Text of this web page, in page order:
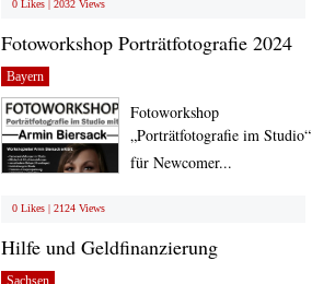
0 Likes | 2032 Views
Fotoworkshop Porträtfotografie 2024
Bayern
Fotoworkshop
„Porträtfotografie im Studio“
für Newcomer...
0 Likes | 2124 Views
Hilfe und Geldfinanzierung
Sachsen